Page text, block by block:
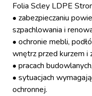
Folia Scley LDPE
• zabezpieczaniu
szpachlowania i
• ochronie mebli,
wnętrz przed kurzem i
• pracach
• sytuacjach
ochronnej.